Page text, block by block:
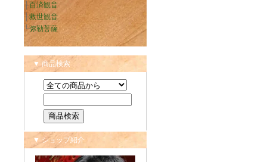
├百済観音
├救世観音
└弥勒菩薩
▼ 商品検索
▼ ショップ紹介